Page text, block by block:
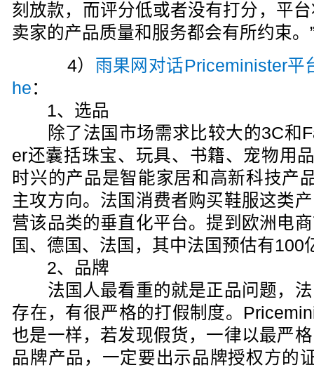
刻放款，而评分低或者没有打分，平
卖家的产品质量和服务都会有所约束。
4） 雨果网对话Priceminister平
he：
1、选品
除了法国市场需求比较大的3C和
er还囊括珠宝、玩具、书籍、宠物用
时兴的产品是智能家居和高新科技产
主攻方向。法国消费者购买鞋服这类
营该品类的垂直化平台。提到欧洲电
国、德国、法国，其中法国预估有100
2、品牌
法国人最看重的就是正品问题，法
存在，有很严格的打假制度。
也是一样，若发现假货，一律以最严
品牌产品，一定要出示品牌授权方的